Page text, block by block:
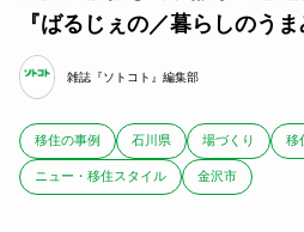
『ばるじぇの／暮らしのうま
雑誌『ソトコト』編集部
移住の事例 石川県 場づくり 移
ニュー・移住スタイル 金沢市